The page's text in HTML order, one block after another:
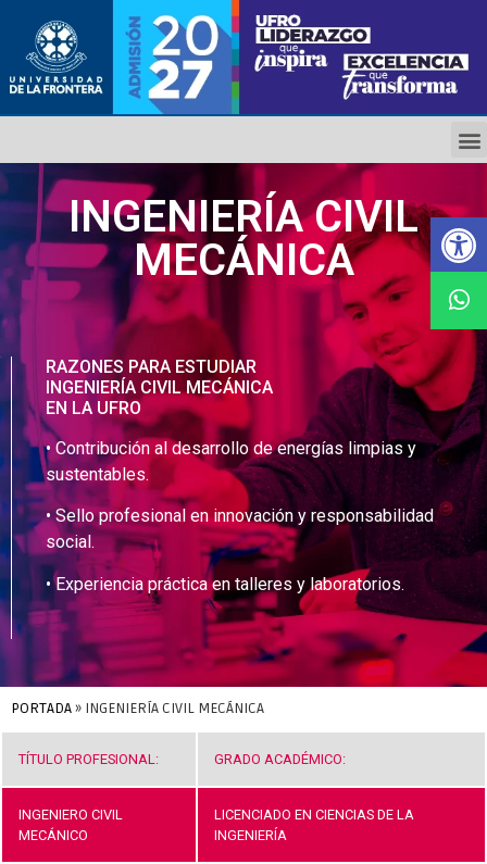
INGENIERÍA CIVIL
MECÁNICA
RAZONES PARA ESTUDIAR
INGENIERÍA CIVIL MECÁNICA
EN LA UFRO
• Contribución al desarrollo de energías limpias y
sustentables.
• Sello profesional en innovación y responsabilidad
social.
• Experiencia práctica en talleres y laboratorios.
PORTADA» INGENIERÍA CIVIL MECÁNICA
TÍTULO PROFESIONAL: GRADO ACADÉMICO:
INGENIERO CIVIL
MECÁNICO
LICENCIADO EN CIENCIAS DE LA
INGENIERÍA